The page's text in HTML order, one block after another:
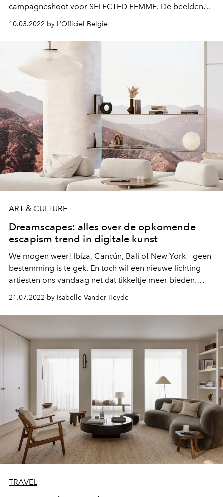
campagneshoot voor SELECTED FEMME. De beelden
vakantiebestemming, als outfitkeuzes.
10.03.2022 by L’Officiel België
ART & CULTURE
Dreamscapes: alles over de opkomende
escapism trend in digitale kunst
We mogen weer! Ibiza, Cancún, Bali of New York – geen
bestemming is te gek. En toch wil een nieuwe lichting
artiesten ons vandaag net dat tikkeltje meer bieden.
kunst, neemt haar toeschouwers mee op virtuele reis
naar plekken die zelfs hun wildste dromen overstijgen.
21.07.2022 by Isabelle Vander Heyde
TRAVEL